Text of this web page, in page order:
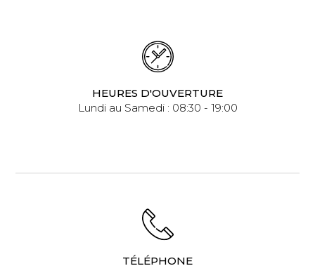
HEURES D'OUVERTURE
Lundi au Samedi : 08:30 - 19:00
TÉLÉPHONE